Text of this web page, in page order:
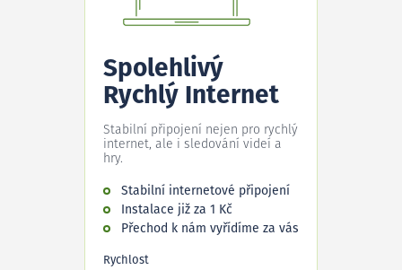
Spolehlivý
Rychlý Internet
Stabilní připojení nejen pro rychlý
internet, ale i sledování videí a
hry.
Stabilní internetové připojení
Instalace již za 1 Kč
Přechod k nám vyřídíme za vás
Rychlost